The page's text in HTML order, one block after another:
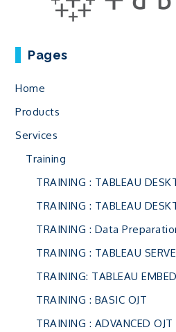
Pages
Home
Products
Services
Training
TRAINING : TABLEAU
TRAINING : TABLEAU
TRAINING : Data
TRAINING : TABLEAU
TRAINING: TABLEAU
TRAINING : BASIC OJT
TRAINING : ADVANCED OJT